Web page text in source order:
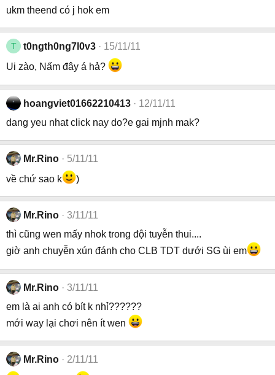
ukm theend có j hok em
T t0ngth0ng7l0v3
15/11/11
Ui zào, Nấm đây á hả?
hoangviet01662210413
12/11/11
dang yeu nhat click nay do?e gai mjnh mak?
Mr.Rino
5/11/11
về chứ sao k
)
Mr.Rino
3/11/11
thì cũng wen mấy nhok trong đội tuyễn thui....
giờ anh chuyễn xún đánh cho CLB TDT dưới SG ùi em
Mr.Rino
3/11/11
em là ai anh có bít k nhỉ??????
mới way lại chơi nên ít wen
Mr.Rino
2/11/11